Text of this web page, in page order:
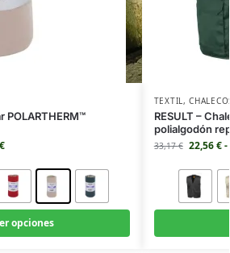
POLARTHERM™
€
opciones
TEXTIL,
RESULT –
polialgodón
33,17€ 22,56€-